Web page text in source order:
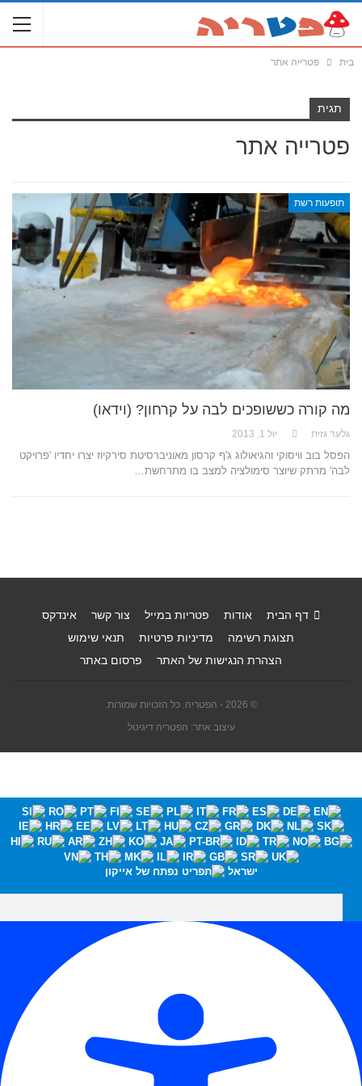
בית פטרייה אתר
תגית
פטרייה אתר
תופעות רשת
מה קורה כששופכים לבה על קרחון? (וידאו)
גלעד גזית יול 1, 2013
הפסל בוב וויסוקי והגיאולוג ג'ף קרסון מאוניברסיטת סירקיוז יצרו יחדיו 'פרויקט
לבה' מרתק שיוצר סימולציה למצב בו מתרחשת…
דף הבית אודות פטריות במייל צור קשר
אינדקס
תצוגת רשימה
מדיניות פרטיות
תנאי שימוש
הצהרת הנגישות של האתר
פרסום באתר
© 2026 - הפטריה. כל הזכויות שמורות.
עיצוב אתר: הפטריה דיגיטל
ישראל